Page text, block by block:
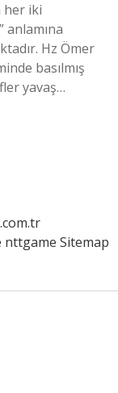
her iki
anlamına
Hz Ömer
basılmış
yavaş…
nttgame Sitemap